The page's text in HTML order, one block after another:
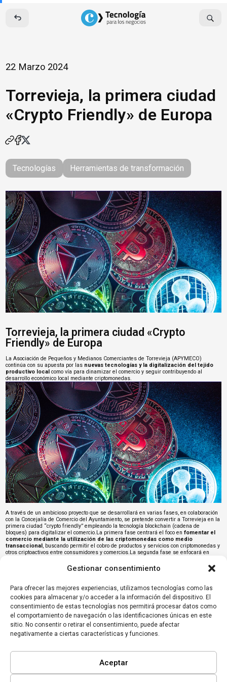
Gestionar consentimiento
Para ofrecer las mejores experiencias, utilizamos tecnologías como las
cookies para almacenar y/o acceder a la información del dispositivo. El
consentimiento de estas tecnologías nos permitirá procesar datos como
el comportamiento de navegación o las identificaciones únicas en este
sitio. No consentir o retirar el consentimiento, puede afectar
negativamente a ciertas características y funciones.
Aceptar
Skip
content
22 Marzo 2024
Torrevieja, la primera ciudad
«Crypto Friendly» de Europa
Tecnologías Herramientas de transformación
Torrevieja, la primera ciudad «Crypto
Friendly» de Europa
La Asociación de Pequeños y Medianos Comerciantes de Torrevieja (APYMECO)
continúa con su apuesta por las nuevas tecnologías y la digitalización del tejido
productivo local como vía para dinamizar el comercio y seguir contribuyendo al
desarrollo económico local mediante criptomonedas.
A través de un ambicioso proyecto que se desarrollará en varias fases, en colaboración
con la Concejalía de Comercio del Ayuntamiento, se pretende convertir a Torrevieja en la
primera ciudad “crypto friendly” empleando la tecnología blockchain (cadena de
bloques) para digitalizar el comercio.La primera fase centrará el foco enfomentar el
comercio mediante la utilización de las criptomonedas como medio
transaccional , buscando permitir el cobro de productos y servicios con criptomonedas y
otros criptoactivos entre consumidores y comercios.La segunda fase se enfocará en
como principal objetivo, buscando la recuperación de espacios
naturales.La tercera de las fases buscarápotenciar la empleabilidad y la
puestos de trabajo y financiación para empresas del sector tecnológico. La
concejal de Comercio, Rosario Martínez Chazarra, ha valorado positivamente esta
iniciativa de la asociación de comerciantes, que potenciará y modernizará la compra en
los comercios locales y será un incentivo más para aquellas personas que dispongan
de criptomonedas. Asimismo, Martínez Chazarra ha indicado que el Ayuntamiento de
Torrevieja tiene previsto colaborar con APYMECO en la formación a través de cursos
destinados a los comerciantes que participen en esta iniciativa conjuntamente con la
Universidad de Alicante (UA), a través de sus departamentos especializados en
cuestiones económicas y empresariales.Lee
aquíla noticia completa.